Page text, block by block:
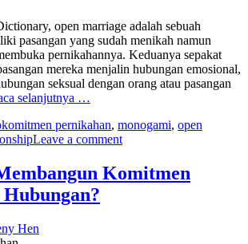
open marriage adalah sebuah
pasangan yang sudah menikah namun
pernikahannya. Keduanya sepakat
mereka menjalin hubungan emosional,
seksual dengan orang atau pasangan
selanjutnya …
komitmen pernikahan, monogami, open
Leave a comment
Komitmen
Hen